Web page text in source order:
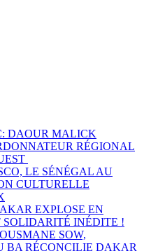
DAOUR MALICK
RÉGIONAL
LE SÉNÉGAL AU
CULTURELLE
EXPLOSE EN
SOLIDARITÉ INÉDITE !
SOW,
BA RÉCONCILIE DAKAR